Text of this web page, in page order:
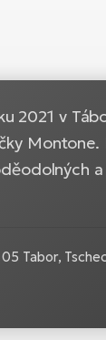
2021 v
Tabor,